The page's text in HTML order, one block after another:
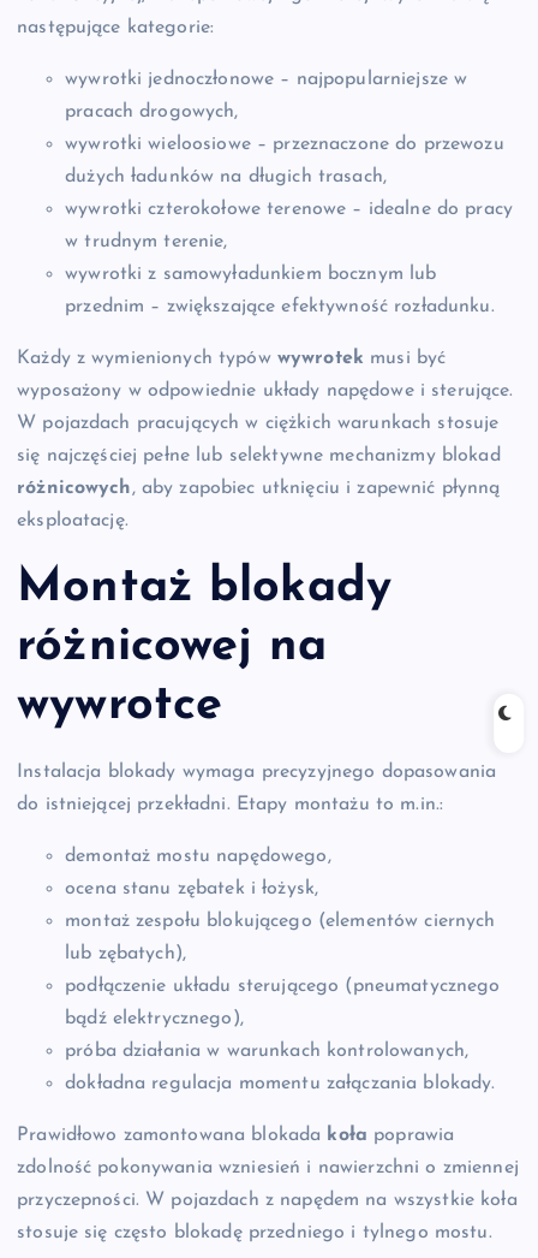
następujące kategorie:
wywrotki jednoczłonowe – najpopularniejsze w
pracach drogowych,
wywrotki wieloosiowe – przeznaczone do przewozu
dużych ładunków na długich trasach,
wywrotki czterokołowe terenowe – idealne do pracy
w trudnym terenie,
wywrotki z samowyładunkiem bocznym lub
przednim – zwiększające efektywność rozładunku.
Każdy z wymienionych typów wywrotek musi być
wyposażony w odpowiednie układy napędowe i sterujące.
W pojazdach pracujących w ciężkich warunkach stosuje
się najczęściej pełne lub selektywne mechanizmy blokad
różnicowych, aby zapobiec utknięciu i zapewnić płynną
eksploatację.
Montaż blokady
różnicowej na
wywrotce
Instalacja blokady wymaga precyzyjnego dopasowania
do istniejącej przekładni. Etapy montażu to m.in.:
demontaż mostu napędowego,
ocena stanu zębatek i łożysk,
montaż zespołu blokującego (elementów ciernych
lub zębatych),
podłączenie układu sterującego (pneumatycznego
bądź elektrycznego),
próba działania w warunkach kontrolowanych,
dokładna regulacja momentu załączania blokady.
Prawidłowo zamontowana blokada koła poprawia
zdolność pokonywania wzniesień i nawierzchni o zmiennej
przyczepności. W pojazdach z napędem na wszystkie koła
stosuje się często blokadę przedniego i tylnego mostu.